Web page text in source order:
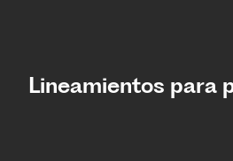
Lineamientos para